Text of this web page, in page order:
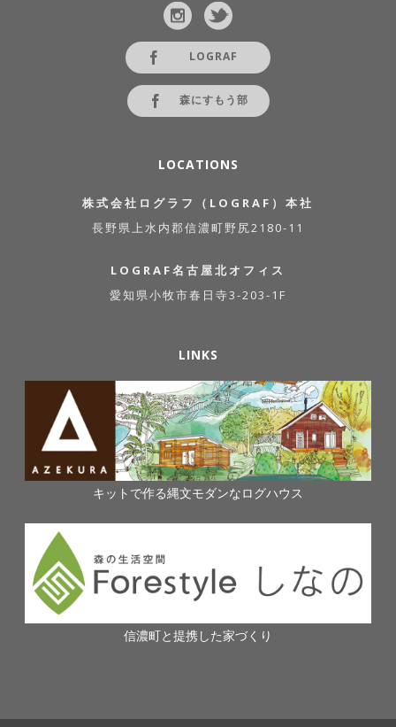
LOGRAF
森にすもう部
LOCATIONS
株式会社ログラフ（LOGRAF）本社
長野県上水内郡信濃町野尻2180-11
LOGRAF名古屋北オフィス
愛知県小牧市春日寺3-203-1F
LINKS
キットで作る縄文モダンなログハウス
信濃町と提携した家づくり